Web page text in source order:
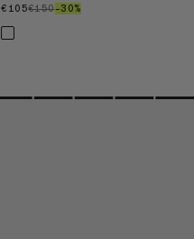
€105€105
€150€150
–30%